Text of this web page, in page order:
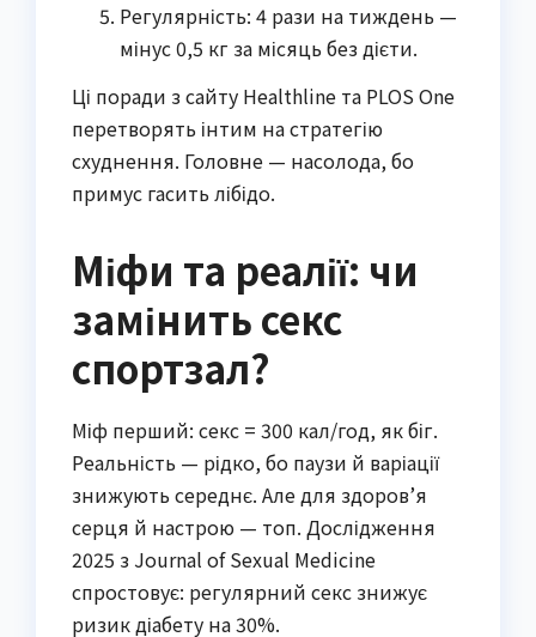
Регулярність: 4 рази на тиждень —
мінус 0,5 кг за місяць без дієти.
Ці поради з сайту Healthline та PLOS One
перетворять інтим на стратегію
схуднення. Головне — насолода, бо
примус гасить лібідо.
Міфи та реалії: чи
замінить секс
спортзал?
Міф перший: секс = 300 кал/год, як біг.
Реальність — рідко, бо паузи й варіації
знижують середнє. Але для здоров’я
серця й настрою — топ. Дослідження
2025 з Journal of Sexual Medicine
спростовує: регулярний секс знижує
ризик діабету на 30%.